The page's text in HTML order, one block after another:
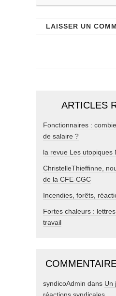
ARTICLES
Fonctionnaires :
de salaire ?
la revue Les utopiques
ChristelleThieffinne,
de la CFE-CGC
Incendies, forêts,
Fortes chaleurs :
travail
syndicoAdmin dans Un